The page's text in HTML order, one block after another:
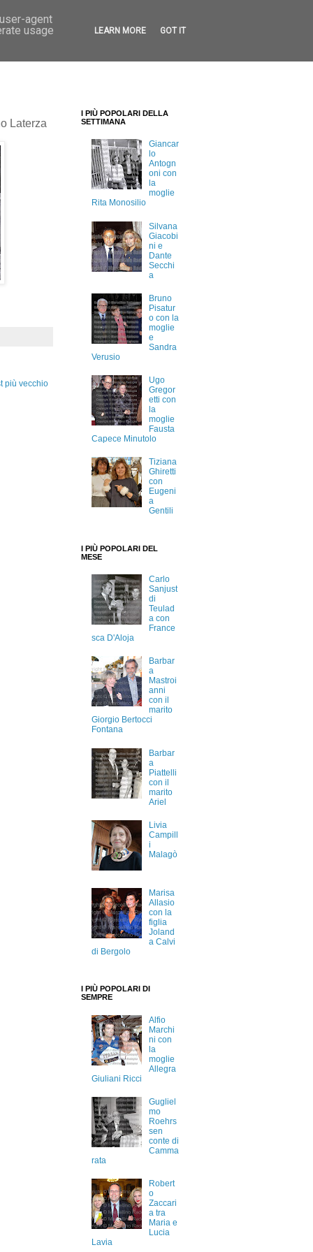
Laterza
più vecchio
I PIÙ POPOLARI DELLA
SETTIMANA
Giancar
lo
Antogn
oni con
la
moglie
Rita Monosilio
Silvana
Giacobi
ni e
Dante
Secchi
a
Bruno
Pisatur
o con la
moglie
e
Sandra
Verusio
Ugo
Gregor
etti con
la
moglie
Fausta
Capece Minutolo
Tiziana
Ghiretti
con
Eugeni
a
Gentili
I PIÙ POPOLARI DEL
MESE
Carlo
Sanjust
di
Teulad
a con
France
sca D'Aloja
Barbar
a
Mastroi
anni
con il
marito
Giorgio Bertocci
Fontana
Barbar
a
Piattelli
con il
marito
Ariel
Livia
Campill
i
Malagò
Marisa
Allasio
con la
figlia
Joland
a Calvi
di Bergolo
I PIÙ POPOLARI DI
SEMPRE
Alfio
Marchi
ni con
la
moglie
Allegra
Giuliani Ricci
Gugliel
mo
Roehrs
sen
conte di
Camma
rata
Robert
o
Zaccari
a tra
Maria e
Lucia
Lavia
agent
usage
LEARN MORE GOT IT